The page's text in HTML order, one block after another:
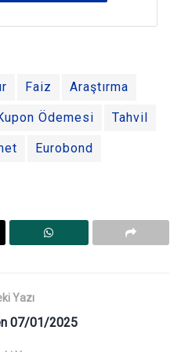
Faiz Araştırma
Ödemesi Tahvil
Eurobond
Yazı
07/01/2025